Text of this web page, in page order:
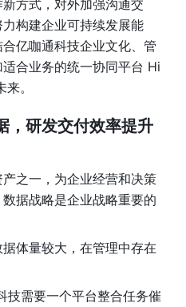
方式，对外加强沟通交
构建企业可持续发展能
亿咖通科技企业文化、管
合业务的统一协同平台 Hi
。
，研发交付效率提升
之一，为企业经营和决策
据战略是企业战略重要的
体量较大，在管理中存在
技需要一个平台整合任务催